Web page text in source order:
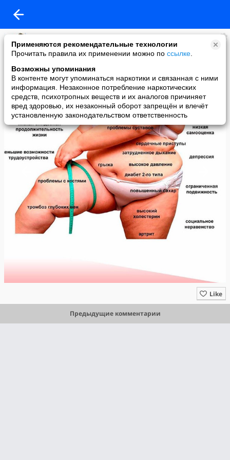
Применяются рекомендательные технологии
Прочитать правила их применении можно по ссылке
Возможны упоминания
В контенте могут упоминаться наркотики и связанная с ними
информация. Незаконное потребление наркотических
средств, психотропных веществ и их аналогов причиняет
вред здоровью, их незаконный оборот запрещён и влечёт
установленную законодательством ответственность
Клиника Южная
added a photo
17 Sep в 16:12
Like
Предыдущие комментарии